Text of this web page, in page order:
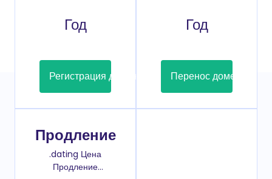
Год
Регистрация домена
Год
Перенос домена
Продление
.dating Цена
Продление